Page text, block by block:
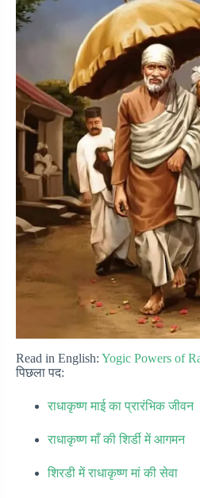
Read in English: Yogic Powers of
पिछला पद:
राधाकृष्ण माई का प्रारंभिक जीवन
राधाकृष्ण माँ की शिर्डी में आगमन
शिरडी में राधाकृष्ण मां की सेवा